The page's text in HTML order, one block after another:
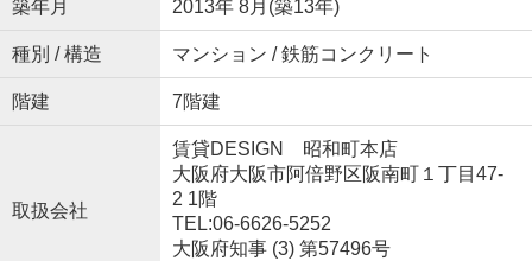
築年月 2013年 8月(築13年)
種別 / 構造 マンション / 鉄筋コンクリート
階建 7階建
取扱会社
賃貸DESIGN 昭和町本店
大阪府大阪市阿倍野区阪南町１丁目47-
2 1階
TEL:06-6626-5252
大阪府知事 (3) 第57496号